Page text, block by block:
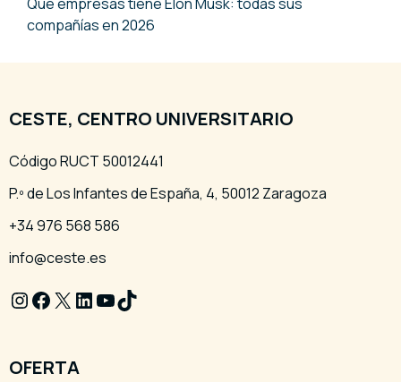
compañías en 2026
CESTE, CENTRO UNIVERSITARIO
Código RUCT 50012441
P.º de Los Infantes de España, 4, 50012 Zaragoza
+34 976 568 586
info@ceste.es
Instagram
Facebook
X LinkedIn
YouTube
TikTok
OFERTA